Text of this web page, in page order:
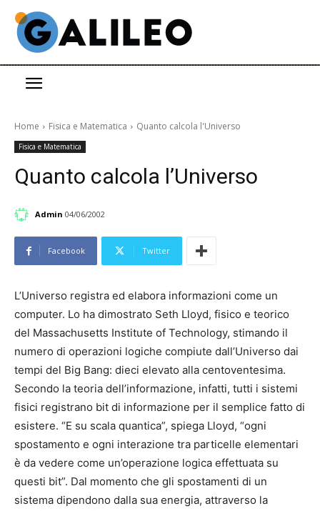
Home Fisica e Matematica Quanto calcola l'Universo
Fisica e Matematica
Quanto calcola l’Universo
Admin 04/06/2002
Facebook Twitter
L’Universo registra ed elabora informazioni come un
computer. Lo ha dimostrato Seth Lloyd, fisico e teorico
del Massachusetts Institute of Technology, stimando il
numero di operazioni logiche compiute dall’Universo dai
tempi del Big Bang: dieci elevato alla centoventesima.
Secondo la teoria dell’informazione, infatti, tutti i sistemi
fisici registrano bit di informazione per il semplice fatto di
esistere. “E su scala quantica”, spiega Lloyd, “ogni
spostamento e ogni interazione tra particelle elementari
è da vedere come un’operazione logica effettuata su
questi bit”. Dal momento che gli spostamenti di un
sistema dipendono dalla sua energia, attraverso la